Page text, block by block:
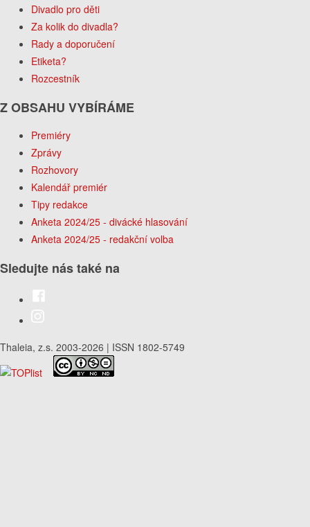
Divadlo pro děti
Za kolik do divadla?
Rady a doporučení
Etiketa?
Rozcestník
Z OBSAHU VYBÍRÁME
Premiéry
Zprávy
Rozhovory
Kalendář premiér
Tipy redakce
Anketa 2024/25 - divácké hlasování
Anketa 2024/25 - redakční volba
Sledujte nás také na
Thaleia, z.s. 2003-2026 | ISSN 1802-5749